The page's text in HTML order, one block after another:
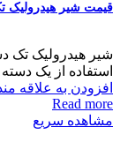
قیمت شیر هیدرولیک
شیر هیدرولیک تک
استفاده از یک
افزودن به علاقه
Read more
مشاهده سریع